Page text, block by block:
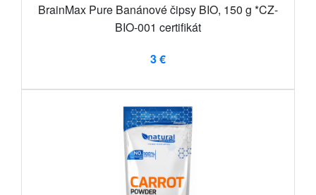
BrainMax Pure Banánové čipsy BIO, 150 g *CZ-
BIO-001 certifikát
3 €